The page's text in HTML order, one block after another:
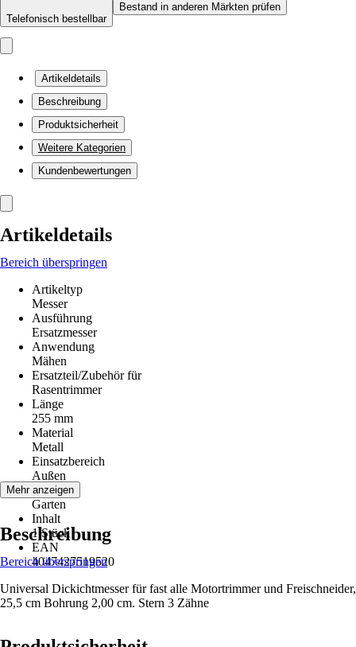
Telefonisch bestellbar
Bestand in anderen Märkten prüfen
Artikeldetails
Beschreibung
Produktsicherheit
Weitere Kategorien
Kundenbewertungen
Artikeldetails
Bereich überspringen
Artikeltyp
Messer
Ausführung
Ersatzmesser
Anwendung
Mähen
Ersatzteil/Zubehör für
Rasentrimmer
Länge
255 mm
Material
Metall
Einsatzbereich
Außen
Räume
Garten
Inhalt
1 Stück
EAN
4047427519520
Mehr anzeigen
Beschreibung
Bereich überspringen
Universal Dickichtmesser für fast alle Motortrimmer und Freischneider,
25,5 cm Bohrung 2,00 cm. Stern 3 Zähne